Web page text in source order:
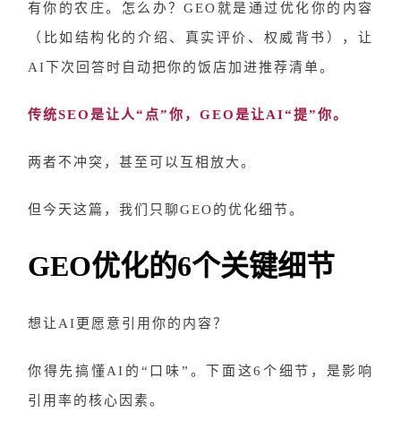
有你的农庄。怎么办？GEO就是通过优化你的内容
（比如结构化的介绍、真实评价、权威背书），让
AI下次回答时自动把你的饭店加进推荐清单。
传统SEO是让人“点”你，GEO是让AI“提”你。
两者不冲突，甚至可以互相放大。
但今天这篇，我们只聊GEO的优化细节。
GEO优化的6个关键细节
想让 AI更愿意引用你的内容？
你得先搞懂AI的“口味”。下面这6个细节，是影响
引用率的核心因素。